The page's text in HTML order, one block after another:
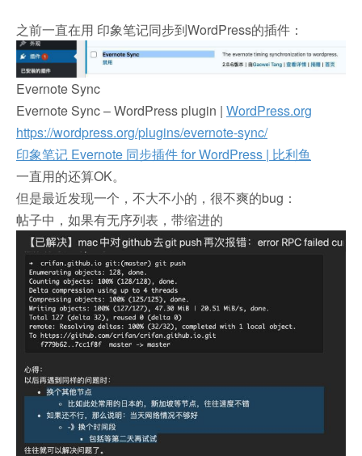
之前一直在用 印象笔记同步到WordPress的插件：
Evernote Sync
Evernote Sync – WordPress plugin | WordPress.org
https://wordpress.org/plugins/evernote-sync/
印象笔记 Evernote 同步插件 for WordPress | 比利鱼
一直用的还算OK。
但是最近发现一个，不大不小的，很不爽的bug：
帖子中，如果有无序列表，带缩进的